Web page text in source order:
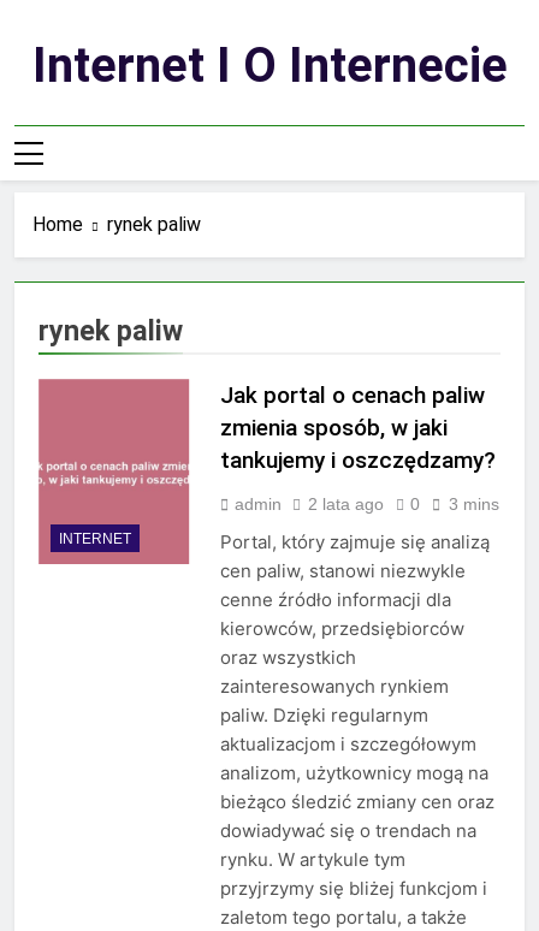
contentInternet I O Internecie
Home rynek paliw
rynek paliw
INTERNET
Jak portal o cenach paliw
zmienia sposób, w jaki
tankujemy i oszczędzamy?
admin 2 lata ago 0 3 mins
Portal, który zajmuje się analizą
cen paliw, stanowi niezwykle
cenne źródło informacji dla
kierowców, przedsiębiorców
oraz wszystkich
zainteresowanych rynkiem
paliw. Dzięki regularnym
aktualizacjom i szczegółowym
analizom, użytkownicy mogą na
bieżąco śledzić zmiany cen oraz
dowiadywać się o trendach na
rynku. W artykule tym
przyjrzymy się bliżej funkcjom i
zaletom tego portalu, a także